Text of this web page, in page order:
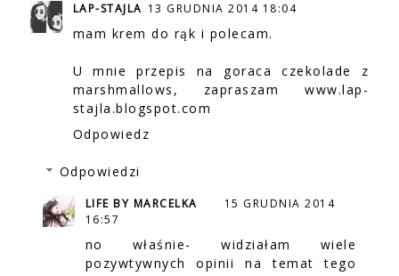
LAP-STAJLA 13 GRUDNIA 2014 18:04
mam krem do rąk i polecam.
U mnie przepis na goraca czekolade z
marshmallows, zapraszam www.lap-
stajla.blogspot.com
Odpowiedz
Odpowiedzi
LIFE BY MARCELKA
15 GRUDNIA 2014
16:57
no właśnie- widziałam wiele
pozywtywnych opinii na temat tego